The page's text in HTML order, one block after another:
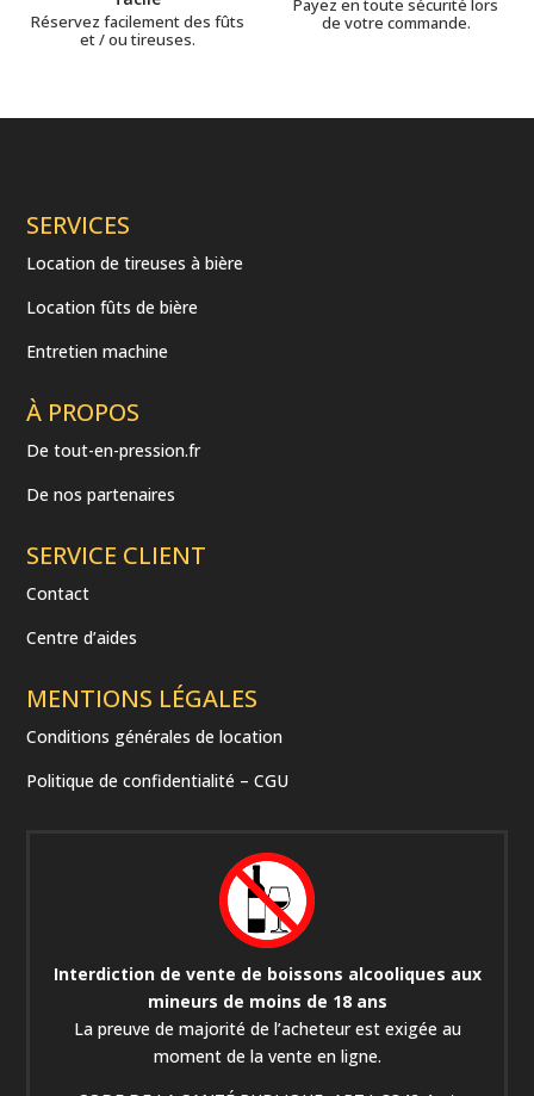
Réservez facilement des fûts
et / ou tireuses.
Payez en toute sécurité lors
de votre commande.
SERVICES
Location de tireuses à bière
Location fûts de bière
Entretien machine
À PROPOS
De tout-en-pression.fr
De nos partenaires
SERVICE CLIENT
Contact
Centre d’aides
MENTIONS LÉGALES
Conditions générales de location
Politique de confidentialité – CGU
Interdiction de vente de boissons alcooliques aux
mineurs de moins de 18 ans
La preuve de majorité de l’acheteur est exigée au
moment de la vente en ligne.